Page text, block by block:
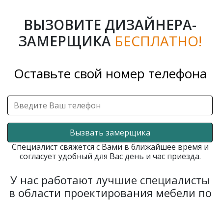
ВЫЗОВИТЕ ДИЗАЙНЕРА-
ЗАМЕРЩИКА БЕСПЛАТНО!
Оставьте свой номер телефона
Вызвать замерщика
Специалист свяжется с Вами в ближайшее время и
согласует удобный для Вас день и час приезда.
У нас работают лучшие специалисты
в области проектирования мебели по